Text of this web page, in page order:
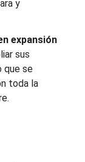
y
expansión
sus
que se
toda la